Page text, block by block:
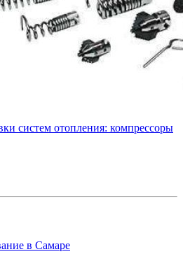
систем отопления: компрессоры
в Самаре